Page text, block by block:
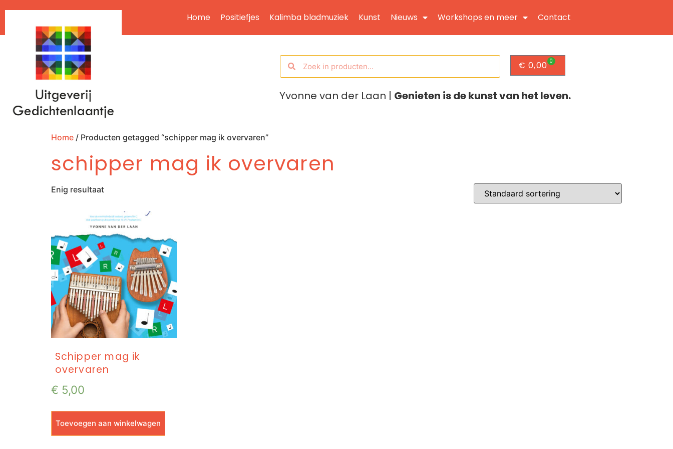
Home Positiefjes Kalimba bladmuziek Kunst Nieuws Workshops en meer Contact
€ 0,00 0
Yvonne van der Laan | Genieten is de kunst van het leven.
Home / Producten getagged “schipper mag ik overvaren”
schipper mag ik overvaren
Enig resultaat
Schipper mag ik
overvaren
€ 5,00
Toevoegen aan winkelwagen